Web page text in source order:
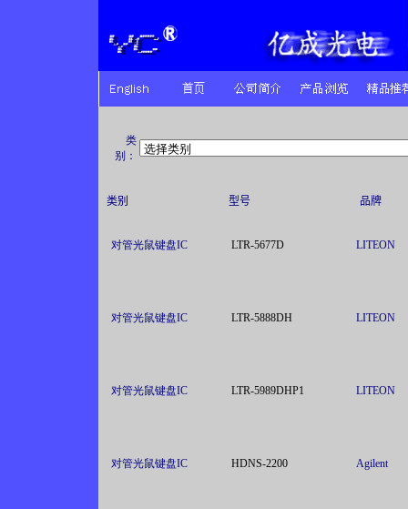
类
别：
类别 型号 品牌
对管光鼠键盘IC LTR-5677D LITEON
对管光鼠键盘IC LTR-5888DH LITEON
对管光鼠键盘IC LTR-5989DHP1 LITEON
对管光鼠键盘IC HDNS-2200 Agilent